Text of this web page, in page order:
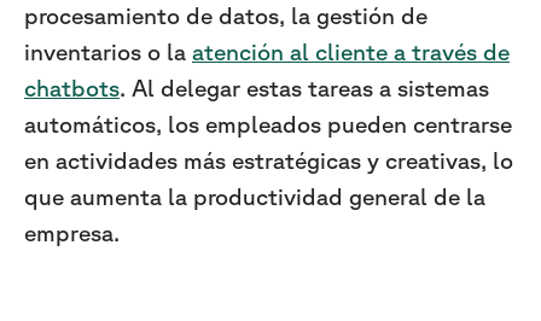
procesamiento de datos, la gestión de
inventarios o la atención al cliente a través de
chatbots. Al delegar estas tareas a sistemas
automáticos, los empleados pueden centrarse
en actividades más estratégicas y creativas, lo
que aumenta la productividad general de la
empresa.